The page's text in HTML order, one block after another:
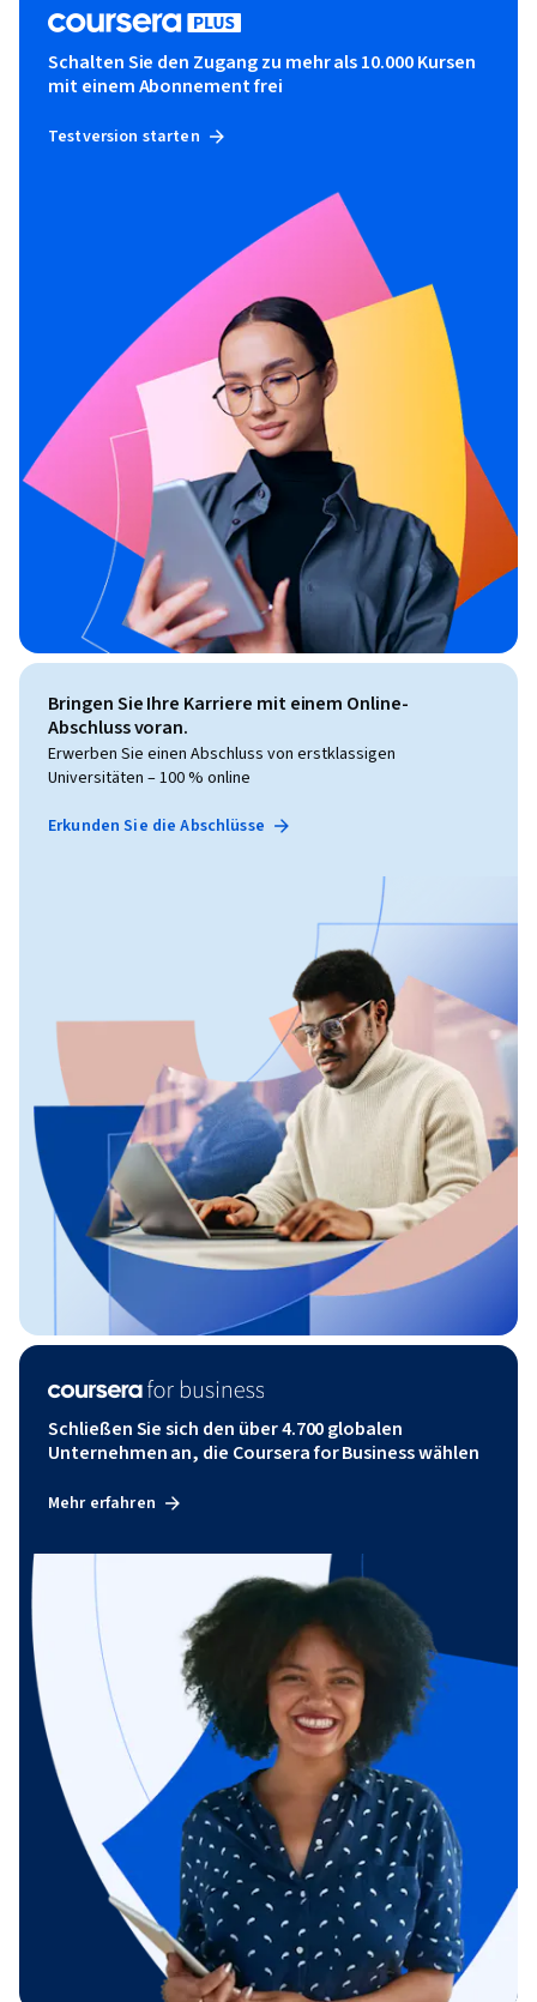
Schalten Sie den Zugang zu mehr als 10.000 Kursen
mit einem Abonnement frei
Testversion starten
Bringen Sie Ihre Karriere mit einem Online-
Abschluss voran.
Erwerben Sie einen Abschluss von erstklassigen
Universitäten – 100 % online
Erkunden Sie die Abschlüsse
Schließen Sie sich den über 4.700 globalen
Unternehmen an, die Coursera for Business wählen
Mehr erfahren